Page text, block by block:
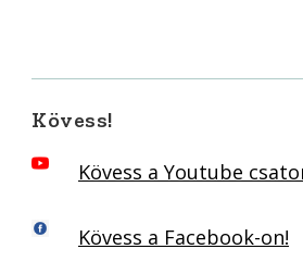
Kövess!
Kövess a Youtube
Kövess a Facebook-on!